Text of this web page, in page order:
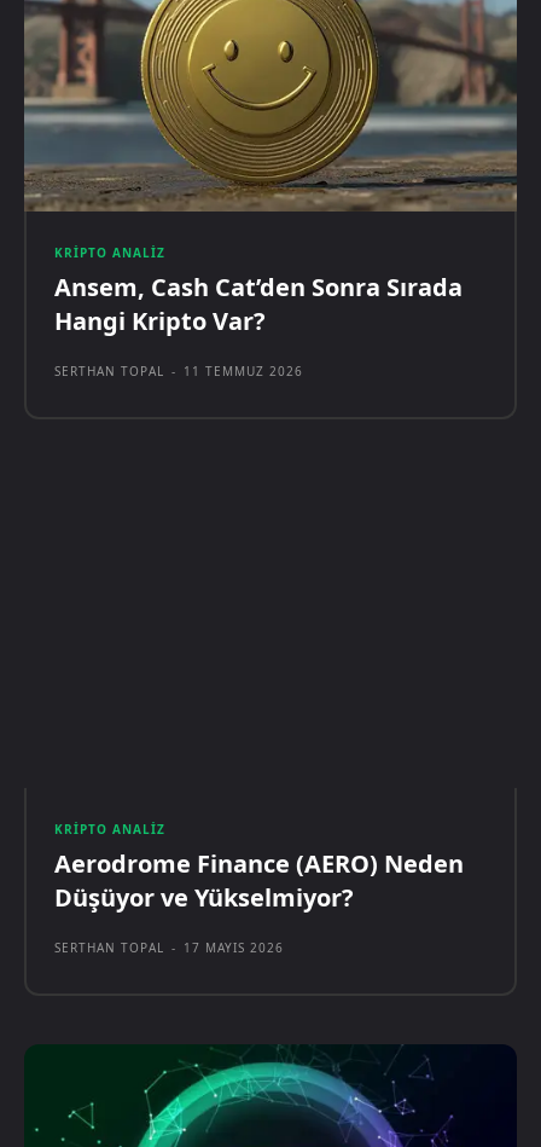
KRIPTO ANALIZ
Ansem, Cash Cat’den Sonra Sırada
Hangi Kripto Var?
SERTHAN TOPAL - 11 TEMMUZ 2026
KRIPTO ANALIZ
Aerodrome Finance (AERO) Neden
Düşüyor ve Yükselmiyor?
SERTHAN TOPAL - 17 MAYIS 2026